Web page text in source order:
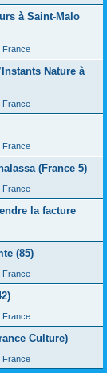
à Saint-Malo
France
Nature à
France
France
(France 5)
France
la facture
(85)
France
France
Culture)
France